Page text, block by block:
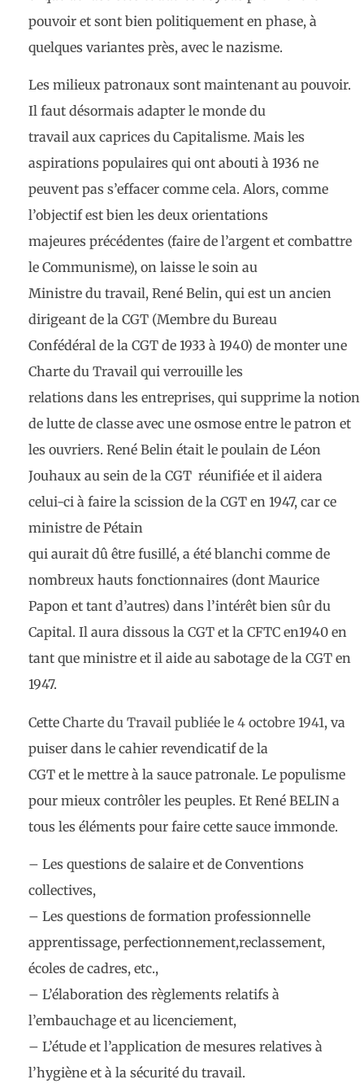
pouvoir et sont bien politiquement en phase, à
quelques variantes près, avec le nazisme.
Les milieux patronaux sont maintenant au pouvoir.
Il faut désormais adapter le monde du
travail aux caprices du Capitalisme. Mais les
aspirations populaires qui ont abouti à 1936 ne
peuvent pas s’effacer comme cela. Alors, comme
l’objectif est bien les deux orientations
majeures précédentes (faire de l’argent et combattre
le Communisme), on laisse le soin au
Ministre du travail, René Belin, qui est un ancien
dirigeant de la CGT (Membre du Bureau
Confédéral de la CGT de 1933 à 1940) de monter une
Charte du Travail qui verrouille les
relations dans les entreprises, qui supprime la notion
de lutte de classe avec une osmose entre le patron et
les ouvriers. René Belin était le poulain de Léon
Jouhaux au sein de la CGT réunifiée et il aidera
celui-ci à faire la scission de la CGT en 1947, car ce
ministre de Pétain
qui aurait dû être fusillé, a été blanchi comme de
nombreux hauts fonctionnaires (dont Maurice
Papon et tant d’autres) dans l’intérêt bien sûr du
Capital. Il aura dissous la CGT et la CFTC en1940 en
tant que ministre et il aide au sabotage de la CGT en
1947.
Cette Charte du Travail publiée le 4 octobre 1941, va
puiser dans le cahier revendicatif de la
CGT et le mettre à la sauce patronale. Le populisme
pour mieux contrôler les peuples. Et René BELIN a
tous les éléments pour faire cette sauce immonde.
– Les questions de salaire et de Conventions
collectives,
– Les questions de formation professionnelle
apprentissage, perfectionnement,reclassement,
écoles de cadres, etc.,
– L’élaboration des règlements relatifs à
l’embauchage et au licenciement,
– L’étude et l’application de mesures relatives à
l’hygiène et à la sécurité du travail.